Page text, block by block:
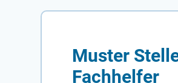
Muster
Fachhelfer